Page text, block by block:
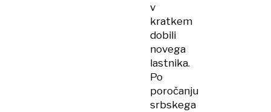
v
kratkem
dobili
novega
lastnika.
Po
poročanju
srbskega